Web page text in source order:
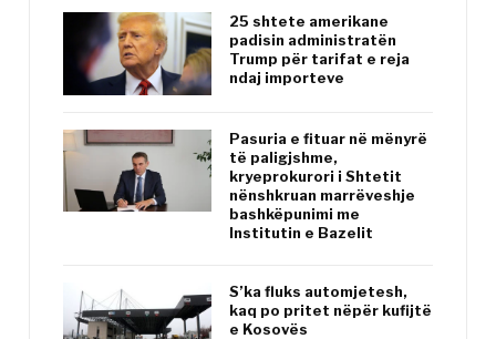
25 shtete amerikane
padisin administratën
Trump për tarifat e reja
ndaj importeve
Pasuria e fituar në mënyrë
të paligjshme,
kryeprokurori i Shtetit
nënshkruan marrëveshje
bashkëpunimi me
Institutin e Bazelit
S’ka fluks automjetesh,
kaq po pritet nëpër kufijtë
e Kosovës